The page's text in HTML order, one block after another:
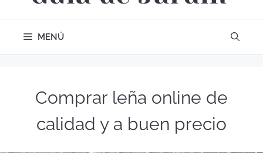
MENÚ
Comprar leña online de
calidad y a buen precio